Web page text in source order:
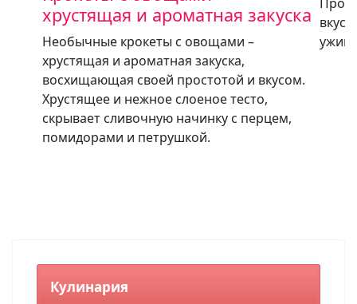
хрустящая и ароматная закуска
Необычные крокеты с овощами –
хрустящая и ароматная закуска,
восхищающая своей простотой и вкусом.
Хрустящее и нежное слоеное тесто,
скрывает сливочную начинку с перцем,
помидорами и петрушкой.
Кулинария